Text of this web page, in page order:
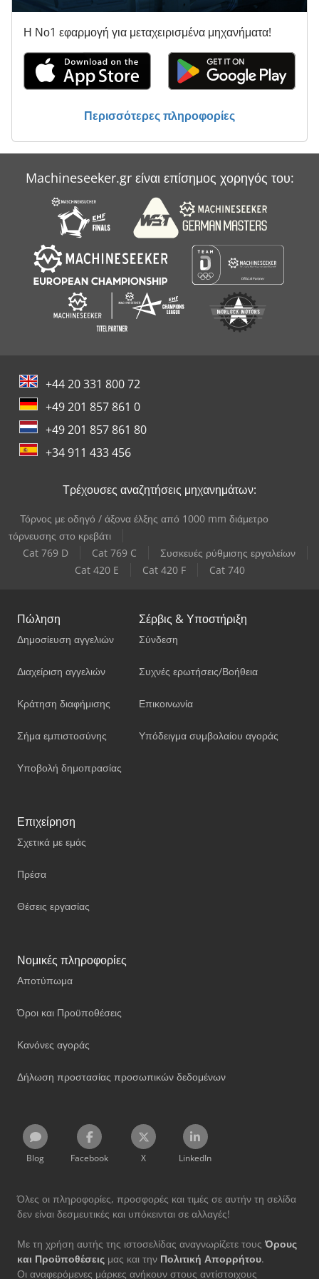
Υποστήριγμα-Με Άξονα
Φορτηγό Με Γερανό
Χαρτί Και Ύφασμα Τύπου
Η Νο1 εφαρμογή για μεταχειρισμένα μηχανήματα!
Περισσότερες πληροφορίες
Machineseeker.gr είναι επίσημος χορηγός του:
+44 20 331 800 72
+49 201 857 861 0
+49 201 857 861 80
+34 911 433 456
Τρέχουσες αναζητήσεις μηχανημάτων:
Τόρνος με οδηγό / άξονα έλξης από 1000 mm διάμετρο
τόρνευσης στο κρεβάτι
Cat 769 D
Cat 769 C
Συσκευές ρύθμισης εργαλείων
Cat 420 E
Cat 420 F Cat 740
Πώληση
Δημοσίευση αγγελιών
Διαχείριση αγγελιών
Κράτηση διαφήμισης
Σήμα εμπιστοσύνης
Υποβολή δημοπρασίας
Σέρβις & Υποστήριξη
Σύνδεση
Συχνές ερωτήσεις/Βοήθεια
Επικοινωνία
Υπόδειγμα συμβολαίου αγοράς
Επιχείρηση
Σχετικά με εμάς
Πρέσα
Θέσεις εργασίας
Νομικές πληροφορίες
Αποτύπωμα
Όροι και Προϋποθέσεις
Κανόνες αγοράς
Δήλωση προστασίας προσωπικών δεδομένων
Blog Facebook X LinkedIn
Όλες οι πληροφορίες, προσφορές και τιμές σε αυτήν τη σελίδα
δεν είναι δεσμευτικές και υπόκεινται σε αλλαγές!
Με τη χρήση αυτής της ιστοσελίδας αναγνωρίζετε τους Όρους
και Προϋποθέσεις μας και την Πολιτική Απορρήτου.
Οι αναφερόμενες μάρκες ανήκουν στους αντίστοιχους